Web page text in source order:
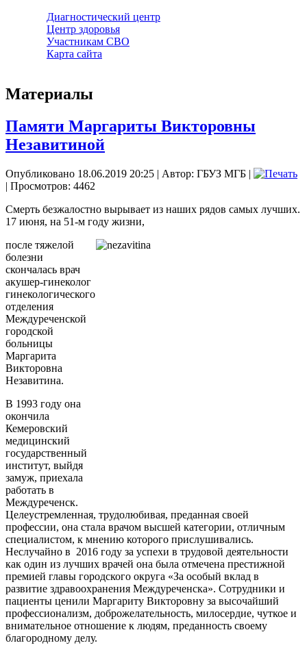
Диагностический центр
Центр здоровья
Участникам СВО
Карта сайта
Материалы
Памяти Маргариты Викторовны
Незавитиной
Опубликовано 18.06.2019 20:25 | Автор: ГБУЗ МГБ |
| Просмотров: 4462
Смерть безжалостно вырывает из наших рядов самых лучших.
17 июня, на 51-м году жизни,
после тяжелой
болезни
скончалась врач
акушер-гинеколог
гинекологического
отделения
Междуреченской
городской
больницы
Маргарита
Викторовна
Незавитина.
В 1993 году она
окончила
Кемеровский
медицинский
государственный
институт, выйдя
замуж, приехала
работать в
Междуреченск.
Целеустремленная, трудолюбивая, преданная своей
профессии, она стала врачом высшей категории, отличным
специалистом, к мнению которого прислушивались.
Неслучайно в 2016 году за успехи в трудовой деятельности
как один из лучших врачей она была отмечена престижной
премией главы городского округа «За особый вклад в
развитие здравоохранения Междуреченска». Сотрудники и
пациенты ценили Маргариту Викторовну за высочайший
профессионализм, доброжелательность, милосердие, чуткое и
внимательное отношение к людям, преданность своему
благородному делу.